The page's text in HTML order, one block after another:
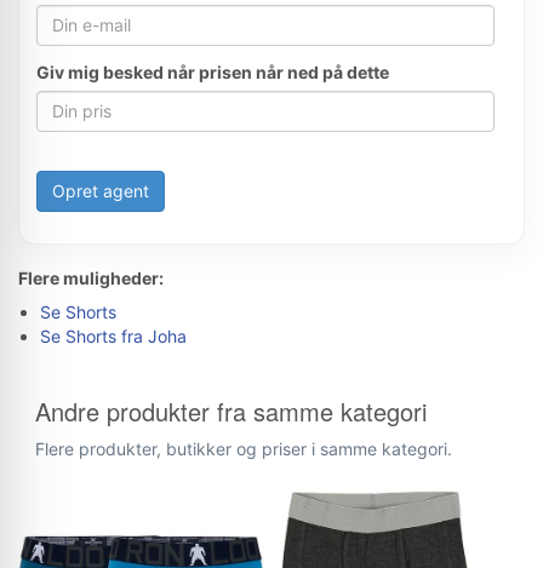
Giv mig besked når prisen når ned på dette
Opret agent
Flere muligheder:
Se Shorts
Se Shorts fra Joha
Andre produkter fra samme kategori
Flere produkter, butikker og priser i samme kategori.